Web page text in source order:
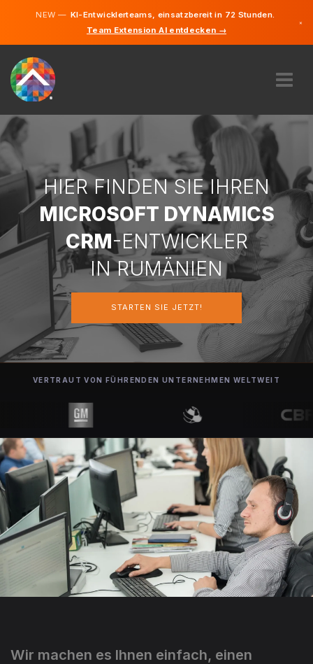
NEW —KI-Entwicklerteams, einsatzbereit in 72 Stunden.
Team Extension AI entdecken →
×
ÜBER UNS
EXPERTISE
WIE FUNKTIONIERT ES?
KARRIERE
FINDEN
RUMÄNIEN
STARTEN SIE JETZT
HIER FINDEN SIE IHREN
MICROSOFT DYNAMICS
CRM-ENTWICKLER
IN RUMÄNIEN
STARTEN SIE JETZT!
VERTRAUT VON FÜHRENDEN UNTERNEHMEN WELTWEIT
Wir machen es Ihnen einfach, einen